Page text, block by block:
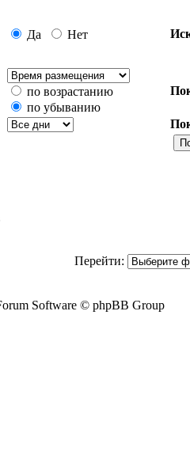
Да Нет
по возрастанию
по убыванию
Перейти:
Software © phpBB Group